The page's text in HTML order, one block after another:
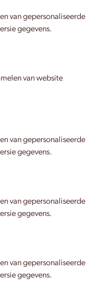
van gepersonaliseerde
gegevens.
van website
van gepersonaliseerde
gegevens.
van gepersonaliseerde
gegevens.
van gepersonaliseerde
gegevens.